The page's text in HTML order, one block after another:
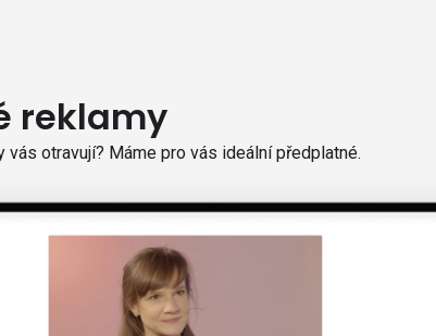
reklamy
otravují? Máme pro vás ideální předplatné.